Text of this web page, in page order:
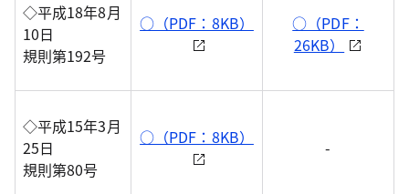
◇平成18年8月
10日
規則第192号
○（PDF：8KB）
○（PDF：
26KB）
◇平成15年3月
25日
規則第80号
○（PDF：8KB） -